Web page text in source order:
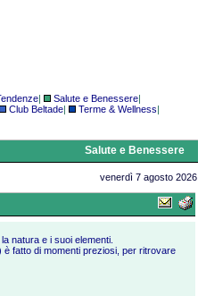
| Salute e Benessere|
Club Beltade| Terme & Wellness|
Salute e Benessere
venerdì 7 agosto 2026
natura e i suoi elementi.
fatto di momenti preziosi, per ritrovare